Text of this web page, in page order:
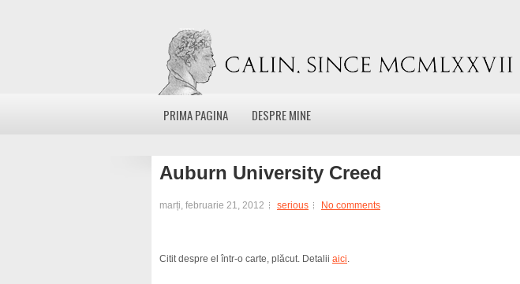
PRIMA PAGINA DESPRE MINE
Auburn University Creed
marți, februarie 21, 2012 serious No comments
Citit despre el într-o carte, plăcut. Detalii aici.